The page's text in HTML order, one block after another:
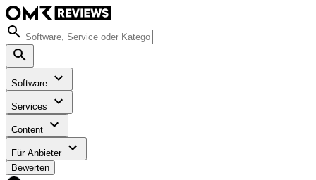
Software
Services
Content
Für Anbieter
Bewerten